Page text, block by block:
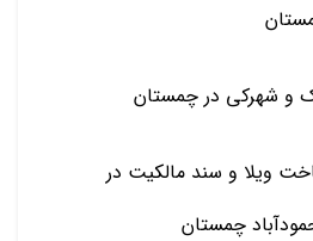
و شهرکی در چمستان
ویلا و سند مالکیت در
چمستان